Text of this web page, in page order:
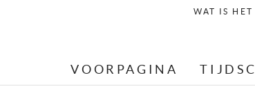
WAT IS HET
VOORPAGINA